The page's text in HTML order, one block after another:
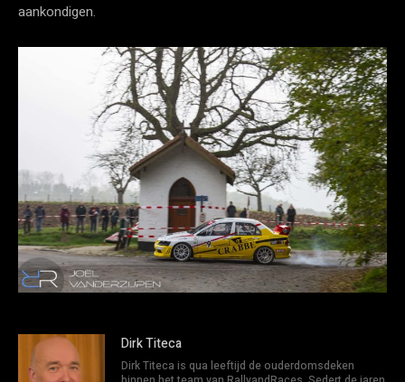
aankondigen.
Dirk Titeca
Dirk Titeca is qua leeftijd de ouderdomsdeken